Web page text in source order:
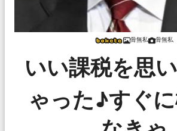
骨無私 骨無私
いい課税を思
ゃった♪すぐ